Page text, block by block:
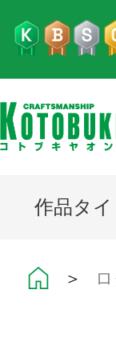
作品タ
＞